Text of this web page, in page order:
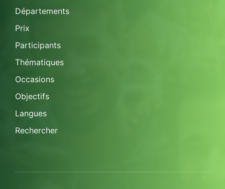
Départements
Prix
Participants
Thématiques
Occasions
Objectifs
Langues
Rechercher